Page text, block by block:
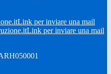
Link per inviare una mail
Link per inviare una mail